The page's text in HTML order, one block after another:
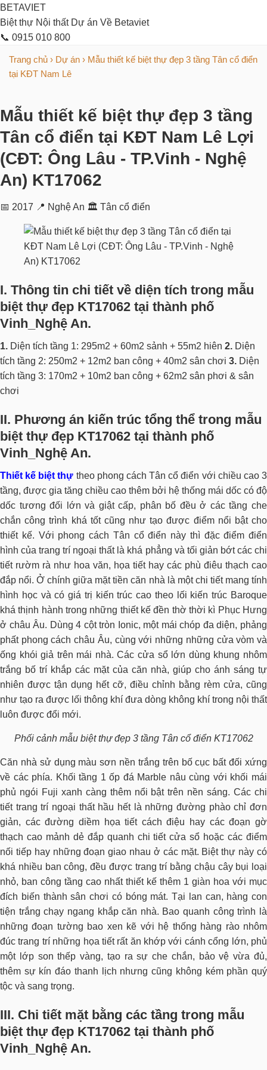
BETAVIET
Biệt thự Nội thất Dự án Về Betaviet
📞 0915 010 800
Trang chủ › Dự án › Mẫu thiết kế biệt thự đẹp 3 tầng Tân cổ điển
tại KĐT Nam Lê
Mẫu thiết kế biệt thự đẹp 3 tầng
Tân cổ điển tại KĐT Nam Lê Lợi
(CĐT: Ông Lâu - TP.Vinh - Nghệ
An) KT17062
📅 2017 📍 Nghệ An 🏛 Tân cổ điển
I. Thông tin chi tiết về diện tích trong mẫu
biệt thự đẹp KT17062 tại thành phố
Vinh_Nghệ An.
1. Diện tích tầng 1: 295m2 + 60m2 sảnh + 55m2 hiên 2. Diện
tích tầng 2: 250m2 + 12m2 ban công + 40m2 sân chơi 3. Diện
tích tầng 3: 170m2 + 10m2 ban công + 62m2 sân phơi & sân
chơi
II. Phương án kiến trúc tổng thể trong mẫu
biệt thự đẹp KT17062 tại thành phố
Vinh_Nghệ An.
Thiết kế biệt thự theo phong cách Tân cổ điển với chiều cao 3
tầng, được gia tăng chiều cao thêm bởi hệ thống mái dốc có độ
dốc tương đối lớn và giật cấp, phân bố đều ở các tầng che
chắn công trình khá tốt cũng như tạo được điểm nổi bật cho
thiết kế. Với phong cách Tân cổ điển này thì đặc điểm điển
hình của trang trí ngoại thất là khá phẳng và tối giản bớt các chi
tiết rườm rà như hoa văn, họa tiết hay các phù điêu thạch cao
đắp nổi. Ở chính giữa mặt tiền căn nhà là một chi tiết mang tính
hình học và có giá trị kiến trúc cao theo lối kiến trúc Baroque
khá thịnh hành trong những thiết kế đền thờ thời kì Phục Hưng
ở châu Âu. Dùng 4 cột tròn Ionic, một mái chóp đa diện, phảng
phất phong cách châu Âu, cùng với những những cửa vòm và
ống khói giả trên mái nhà. Các cửa sổ lớn dùng khung nhôm
trắng bố trí khắp các mặt của căn nhà, giúp cho ánh sáng tự
nhiên được tận dụng hết cỡ, điều chỉnh bằng rèm cửa, cũng
như tạo ra được lối thông khí đưa dòng không khí trong nội thất
luôn được đổi mới.
Phối cảnh mẫu biệt thự đẹp 3 tầng Tân cổ điển KT17062
Căn nhà sử dụng màu sơn nền trắng trên bố cục bất đối xứng
về các phía. Khối tầng 1 ốp đá Marble nâu cùng với khối mái
phủ ngói Fuji xanh càng thêm nổi bật trên nền sáng. Các chi
tiết trang trí ngoại thất hầu hết là những đường phào chỉ đơn
giản, các đường diềm họa tiết cách điệu hay các đoạn gờ
thạch cao mảnh dẻ đắp quanh chi tiết cửa sổ hoặc các điểm
nối tiếp hay những đoạn giao nhau ở các mặt. Biệt thự này có
khá nhiều ban công, đều được trang trí bằng chậu cây bụi loại
nhỏ, ban công tầng cao nhất thiết kế thêm 1 giàn hoa với mục
đích biến thành sân chơi có bóng mát. Tại lan can, hàng con
tiện trắng chạy ngang khắp căn nhà. Bao quanh công trình là
những đoạn tường bao xen kẽ với hệ thống hàng rào nhôm
đúc trang trí những họa tiết rất ăn khớp với cánh cổng lớn, phủ
một lớp son thếp vàng, tạo ra sự che chắn, bảo vệ vừa đủ,
thêm sự kín đáo thanh lịch nhưng cũng không kém phần quý
tộc và sang trọng.
III. Chi tiết mặt bằng các tầng trong mẫu
biệt thự đẹp KT17062 tại thành phố
Vinh_Nghệ An.